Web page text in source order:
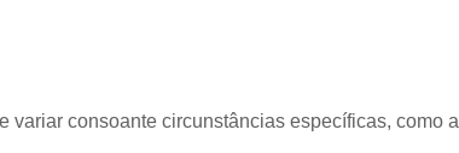
consoante circunstâncias específicas, como a